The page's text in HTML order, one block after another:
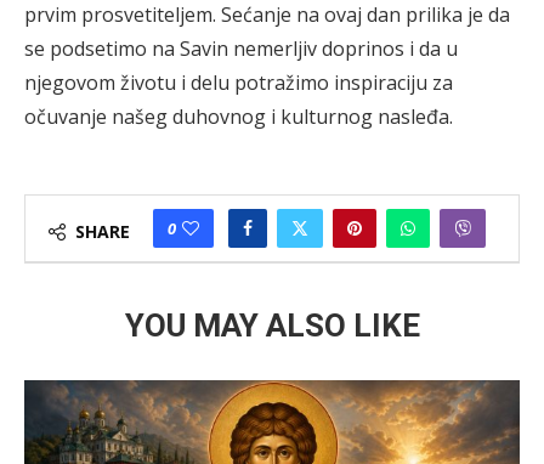
prvim prosvetiteljem. Sećanje na ovaj dan prilika je da
se podsetimo na Savin nemerljiv doprinos i da u
njegovom životu i delu potražimo inspiraciju za
očuvanje našeg duhovnog i kulturnog nasleđa.
SHARE 0
YOU MAY ALSO LIKE